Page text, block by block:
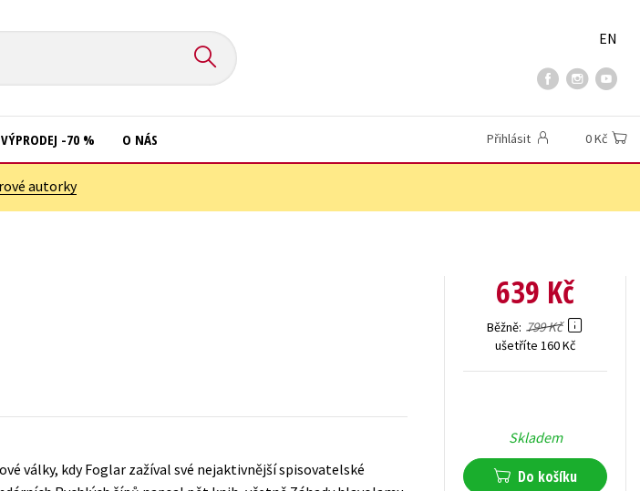
EN
dospělé
Zahraniční literatura
VÝPRODEJ -70 % O NÁS Přihlásit 0 Kč
autorky
války, kdy Foglar zažíval své nejaktivnější spisovatelské
639 Kč
Běžně 799 Kč
ušetříte 160 Kč
Skladem
Do košíku